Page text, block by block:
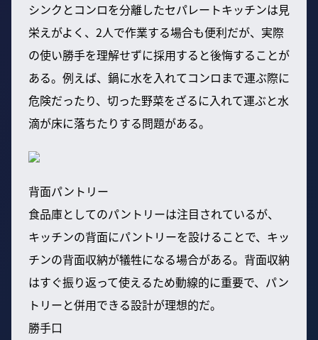
シンクとコンロを分離したセパレートキッチンは見
栄えがよく、2人で作業する場合も便利だが、実際
の使い勝手を理解せずに採用すると後悔することが
ある。例えば、鍋に水を入れてコンロまで運ぶ際に
危険だったり、切った野菜をざるに入れて運ぶと水
滴が床に落ちたりする問題がある。
背面パントリー
食品庫としてのパントリーは注目されているが、
キッチンの背面にパントリーを設けることで、キッ
チンの背面収納が犠牲になる場合がある。背面収納
はすぐ振り返って使えるため動線的に重要で、パン
トリーと併用できる設計が理想的だ。
勝手口